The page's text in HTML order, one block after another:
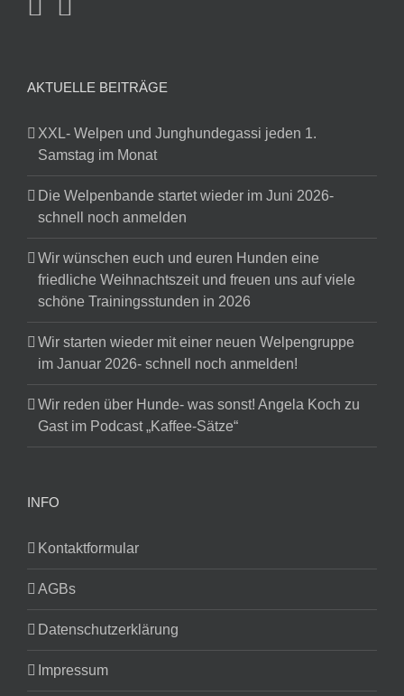
AKTUELLE BEITRÄGE
XXL- Welpen und Junghundegassi jeden 1.
Samstag im Monat
Die Welpenbande startet wieder im Juni 2026-
schnell noch anmelden
Wir wünschen euch und euren Hunden eine
friedliche Weihnachtszeit und freuen uns auf viele
schöne Trainingsstunden in 2026
Wir starten wieder mit einer neuen Welpengruppe
im Januar 2026- schnell noch anmelden!
Wir reden über Hunde- was sonst! Angela Koch zu
Gast im Podcast „Kaffee-Sätze“
INFO
Kontaktformular
AGBs
Datenschutzerklärung
Impressum